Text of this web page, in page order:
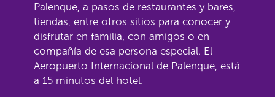
Palenque, a pasos de restaurantes y bares,
tiendas, entre otros sitios para conocer y
disfrutar en familia, con amigos o en
compañía de esa persona especial. El
Aeropuerto Internacional de Palenque, está
a 15 minutos del hotel.